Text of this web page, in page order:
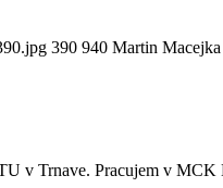
390 940 Martin Macejka
v Trnave. Pracujem v